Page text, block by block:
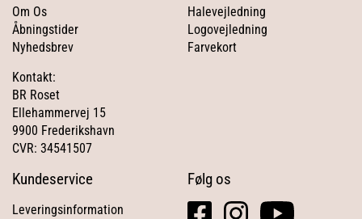
Om Os
Åbningstider
Nyhedsbrev
Kontakt:
BR Roset
Ellehammervej 15
9900 Frederikshavn
CVR: 34541507
Halevejledning
Logovejledning
Farvekort
Kundeservice
Leveringsinformation
Følg os
facebookinstagramyoutube